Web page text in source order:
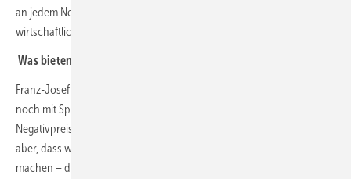
an jedem Netzanschluss“ – einfach weil es überall Sinn macht und
wirtschaftlich ist.
Was bieten Sie beim Thema Co-Location mit PV?
Franz-Josef Feilmeier: Neue Solarparks machen am Energiemarkt nur
noch mit Speicher Sinn und bei jungen Parks ohne Vergütung bei
Negativpreisen erhöhen Speicher die Wirtschaftlichkeit. Wichtig ist
aber, dass wir nicht denselben Fehler wie bei den PV-Heimspeichern
machen – den nimmt uns die Politik immer noch sehr übel: lasst uns